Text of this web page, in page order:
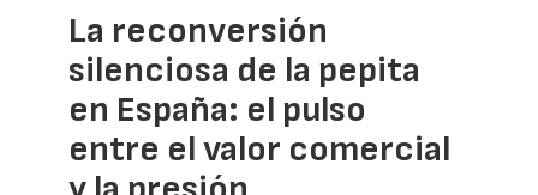
La reconversión
silenciosa de la pepita
en España: el pulso
entre el valor comercial